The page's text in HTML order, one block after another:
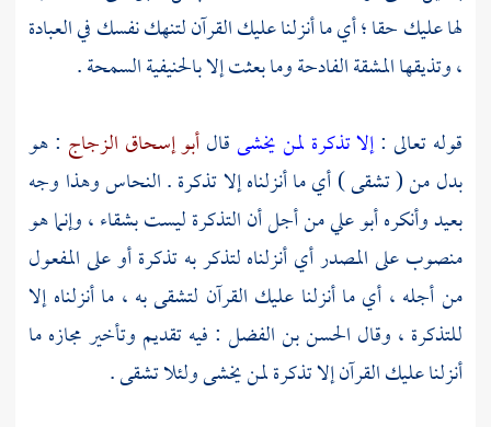
لها عليك حقا ؛ أي ما أنزلنا عليك القرآن لتنهك نفسك في العبادة
، وتذيقها المشقة الفادحة وما بعثت إلا بالحنيفية السمحة .
قوله تعالى :إلا تذكرة لمن يخشىقالأبو إسحاق الزجاج : هو
بدل من ( تشقى ) أي ما أنزلناه إلا تذكرة .النحاسوهذا وجه
بعيد وأنكرهأبو عليمن أجل أن التذكرة ليست بشقاء ، وإنما هو
منصوب على المصدر أي أنزلناه لتذكر به تذكرة أو على المفعول
من أجله ، أي ما أنزلنا عليك القرآن لتشقى به ، ما أنزلناه إلا
للتذكرة ، وقال الحسن بن الفضل : فيه تقديم وتأخير مجازه ما
أنزلنا عليك القرآن إلا تذكرة لمن يخشى ولئلا تشقى .